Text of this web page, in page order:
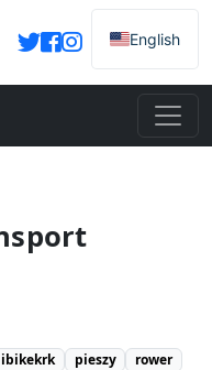
English
ibikekrk pieszy
rower